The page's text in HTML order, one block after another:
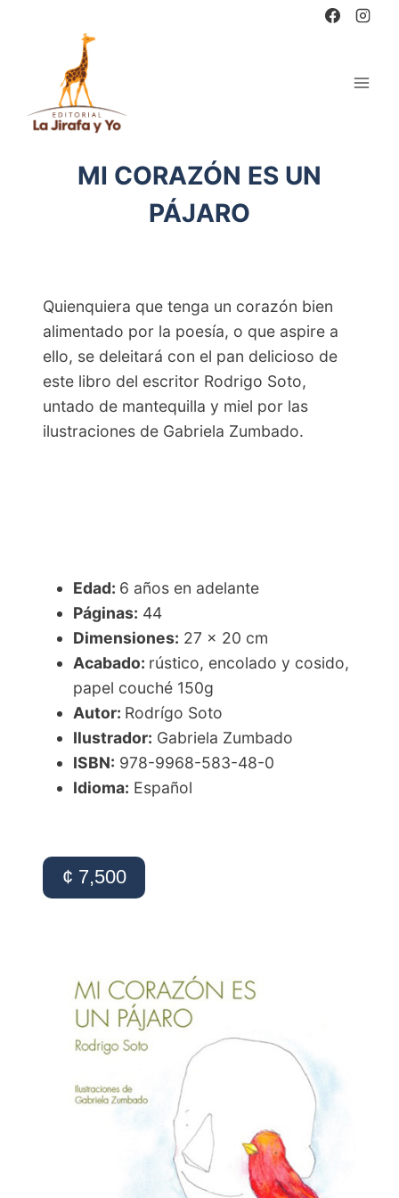
MI CORAZÓN ES UN
PÁJARO
Quienquiera que tenga un corazón bien
alimentado por la poesía, o que aspire a
ello, se deleitará con el pan delicioso de
este libro del escritor Rodrigo Soto,
untado de mantequilla y miel por las
ilustraciones de Gabriela Zumbado.
Edad: 6 años en adelante
Páginas: 44
Dimensiones: 27 x 20 cm
Acabado: rústico, encolado y cosido,
papel couché 150g
Autor: Rodrígo Soto
Ilustrador: Gabriela Zumbado
ISBN: 978-9968-583-48-0
Idioma: Español
¢ 7,500